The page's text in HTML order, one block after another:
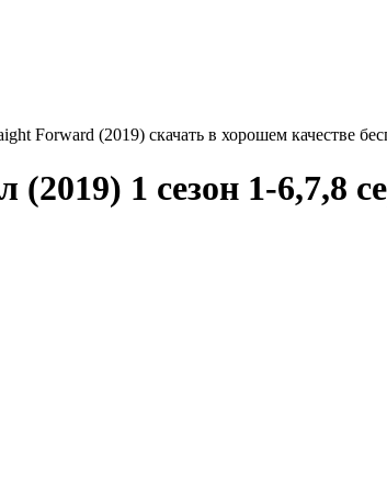
Forward (2019) скачать в хорошем качестве
(2019) 1 сезон 1-6,7,8